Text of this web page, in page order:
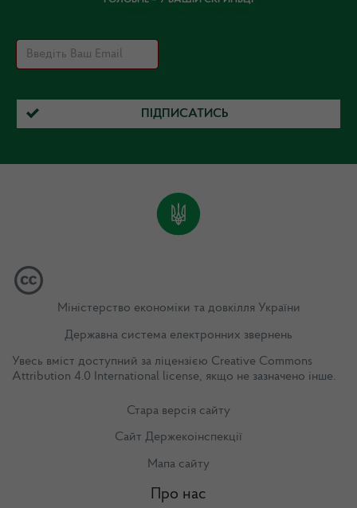
ПІДПИСАТИСЬ
Міністерство економіки та довкілля України
Державна система електронних звернень
Увесь вміст доступний за ліцензією Creative Commons
Attribution 4.0 International license, якщо не зазначено інше.
Стара версія сайту
Сайт Держекоінспекції
Мапа сайту
Про нас